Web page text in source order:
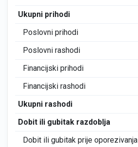
Ukupni prihodi
Poslovni prihodi
Poslovni rashodi
Financijski prihodi
Financijski rashodi
Ukupni rashodi
Dobit ili gubitak razdoblja
Dobit ili gubitak prije oporezivanja